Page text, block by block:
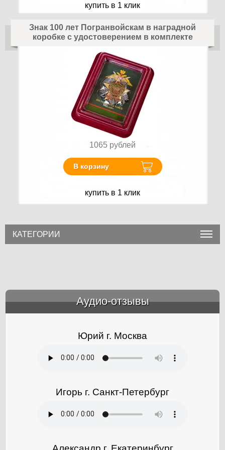
купить в 1 клик
Знак 100 лет Погранвойскам в наградной
коробке с удостоверением в комплекте
1065 рублей
В корзину
купить в 1 клик
КАТЕГОРИИ
Аудио-отзывы
Юрий г. Москва
Игорь г. Санкт-Петербург